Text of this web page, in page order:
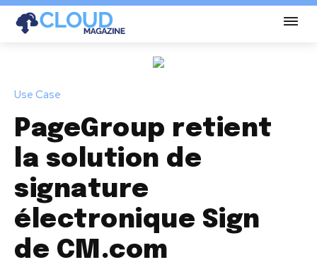
Use Case
PageGroup retient
la solution de
signature
électronique Sign
de CM.com